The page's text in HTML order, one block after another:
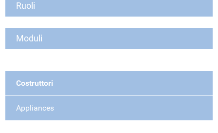
Ruoli
Moduli
Costruttori
Appliances